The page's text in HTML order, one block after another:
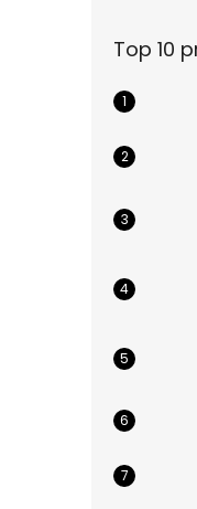
Top 10